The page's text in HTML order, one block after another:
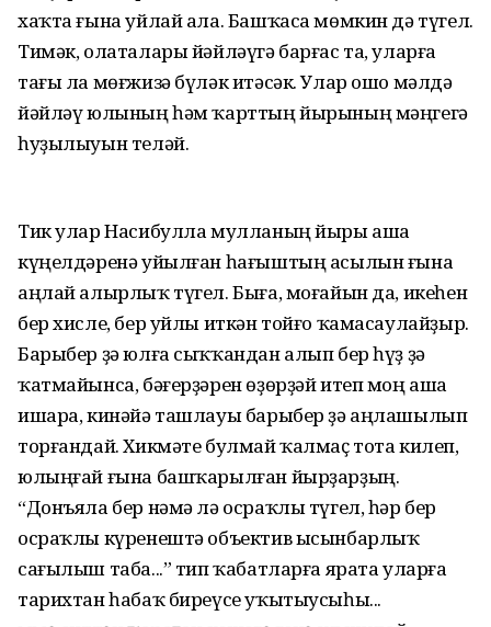
хаҡта ғына уйлай ала. Башҡаса мөмкин дә түгел.
Тимәк, олаталары йәйләүгә барғас та, уларға
тағы ла мөғжизә бүләк итәсәк. Улар ошо мәлдә
йәйләү юлының һәм ҡарттың йырының мәңгегә
һуҙылыуын теләй.
Тик улар Насибулла мулланың йыры аша
күңелдәренә уйылған һағыштың асылын ғына
аңлай алырлыҡ түгел. Быға, моғайын да, икеһен
бер хисле, бер уйлы иткән тойғо ҡамасаулайҙыр.
Барыбер ҙә юлға сыҡҡандан алып бер һүҙ ҙә
ҡатмайынса, бәғерҙәрен өҙөрҙәй итеп моң аша
ишара, кинәйә ташлауы барыбер ҙә аңлашылып
торғандай. Хикмәте булмай ҡалмаҫ тота килеп,
юлыңғай ғына башҡарылған йырҙарҙың.
“Донъяла бер нәмә лә осраҡлы түгел, һәр бер
осраҡлы күренештә объектив ысынбарлыҡ
сағылыш таба...” тип ҡабатларға ярата уларға
тарихтан һабаҡ биреүсе уҡытыусыһы...